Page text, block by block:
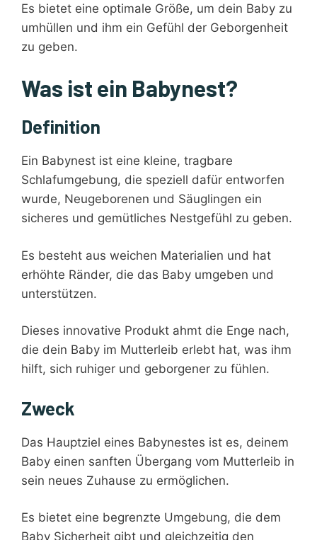
Es bietet eine optimale Größe, um dein Baby zu
umhüllen und ihm ein Gefühl der Geborgenheit
zu geben.
Was ist ein Babynest?
Definition
Ein Babynest ist eine kleine, tragbare
Schlafumgebung, die speziell dafür entworfen
wurde, Neugeborenen und Säuglingen ein
sicheres und gemütliches Nestgefühl zu geben.
Es besteht aus weichen Materialien und hat
erhöhte Ränder, die das Baby umgeben und
unterstützen.
Dieses innovative Produkt ahmt die Enge nach,
die dein Baby im Mutterleib erlebt hat, was ihm
hilft, sich ruhiger und geborgener zu fühlen.
Zweck
Das Hauptziel eines Babynestes ist es, deinem
Baby einen sanften Übergang vom Mutterleib in
sein neues Zuhause zu ermöglichen.
Es bietet eine begrenzte Umgebung, die dem
Baby Sicherheit gibt und gleichzeitig den